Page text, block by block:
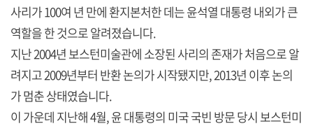
사리가 100여 년 만에 환지본처한 데는 윤석열 대통령 내외가 큰
역할을 한 것으로 알려졌습니다.
지난 2004년 보스턴미술관에 소장된 사리의 존재가 처음으로 알
려지고 2009년부터 반환 논의가 시작됐지만, 2013년 이후 논의
가 멈춘 상태였습니다.
이 가운데 지난해 4월, 윤 대통령의 미국 국빈 방문 당시 보스턴미